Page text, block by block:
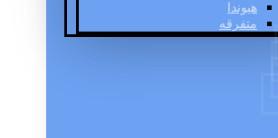
هیوندا
متفرقه